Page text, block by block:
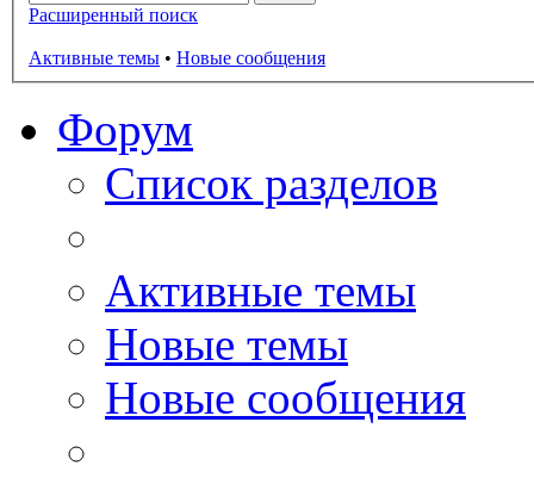
Расширенный поиск
Активные темы • Новые сообщения
Форум
Список разделов
Активные темы
Новые темы
Новые сообщения